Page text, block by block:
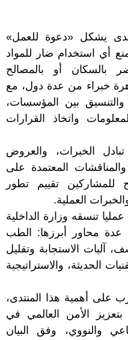
يشكل «دعوة للعمل»
أي استخدام ضار للمواد
بالسكان أو بالمصالح
خبراء من عدة دول، مع
بين المؤسسات،
واتخاذ القرارات
الخبرات، والعروض
المعتمدة على
للمشاركين تقييم تطور
العملية.
تنسقه وزارة الداخلية
عدة محاور أبرزها: الطب
آليات الاستجابة وتقليل
الحديثة، والاستراتيجية
على أهمية هذا المنتدى،
بتعزيز الأمن العالمي في
والنووي، وفق البيان